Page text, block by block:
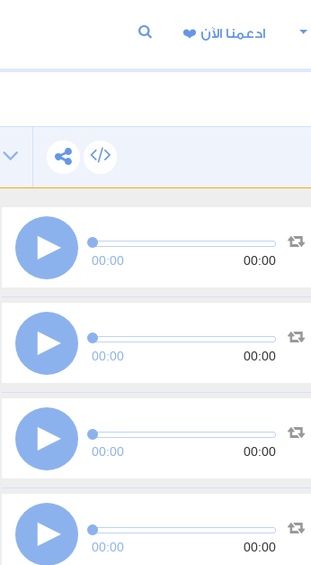
ادعمنا اﻵن ❤️
00:00 00:00
00:00 00:00
00:00 00:00
00:00 00:00